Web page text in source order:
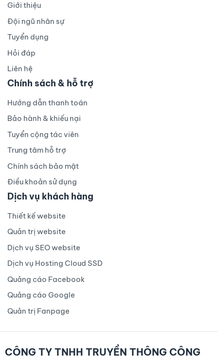
Giới thiệu
Đội ngũ nhân sự
Tuyển dụng
Hỏi đáp
Liên hệ
Chính sách & hỗ trợ
Hướng dẫn thanh toán
Bảo hành & khiếu nại
Tuyển cộng tác viên
Trung tâm hỗ trợ
Chính sách bảo mật
Điều khoản sử dụng
Dịch vụ khách hàng
Thiết kế website
Quản trị website
Dịch vụ SEO website
Dịch vụ Hosting Cloud SSD
Quảng cáo Facebook
Quảng cáo Google
Quản trị Fanpage
CÔNG TY TNHH TRUYỀN THÔNG CÔNG